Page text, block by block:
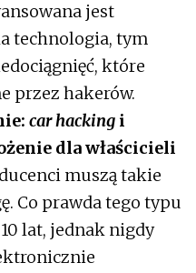
jest
technologia, tym
które
przez hakerów.
car hacking i
dla właścicieli
muszą takie
Co prawda tego typu
lat, jednak nigdy